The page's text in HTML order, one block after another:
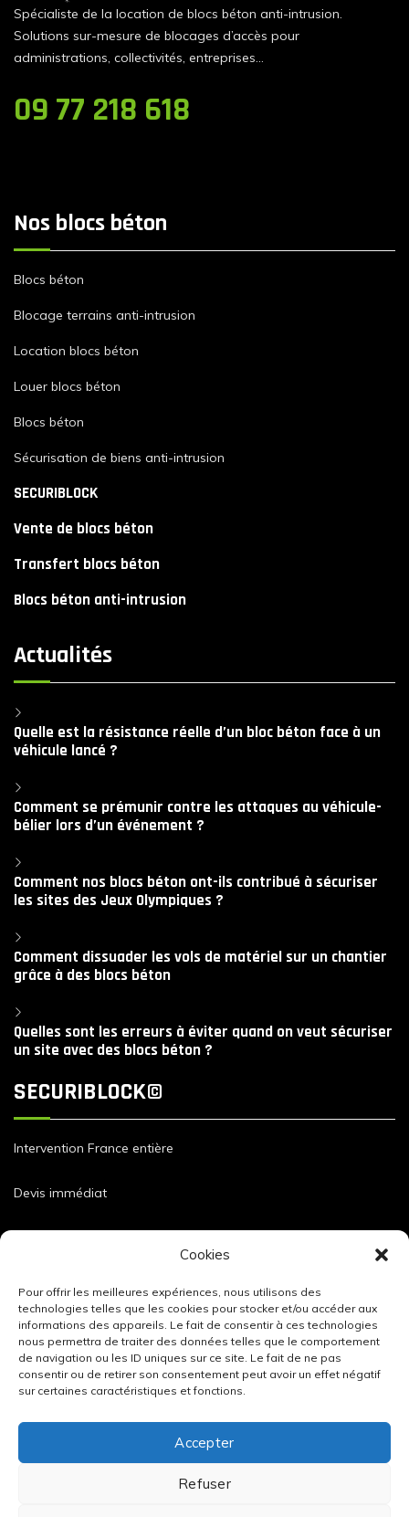
Cookies
Pour offrir les meilleures expériences, nous utilisons des
technologies telles que les cookies pour stocker et/ou accéder aux
informations des appareils. Le fait de consentir à ces technologies
nous permettra de traiter des données telles que le comportement
de navigation ou les ID uniques sur ce site. Le fait de ne pas
consentir ou de retirer son consentement peut avoir un effet négatif
sur certaines caractéristiques et fonctions.
Accepter
Refuser
Spécialiste de la location de blocs béton anti-intrusion.
Solutions sur-mesure de blocages d’accès pour
administrations, collectivités, entreprises…
09 77 218 618
Nos blocs béton
Blocs béton
Blocage terrains anti-intrusion
Location blocs béton
Louer blocs béton
Blocs béton
Sécurisation de biens anti-intrusion
SECURIBLOCK
Vente de blocs béton
Transfert blocs béton
Blocs béton anti-intrusion
Actualités
Quelle est la résistance réelle d’un bloc béton face à un
véhicule lancé ?
Comment se prémunir contre les attaques au véhicule-
bélier lors d’un événement ?
Comment nos blocs béton ont-ils contribué à sécuriser
les sites des Jeux Olympiques ?
Comment dissuader les vols de matériel sur un chantier
grâce à des blocs béton
Quelles sont les erreurs à éviter quand on veut sécuriser
un site avec des blocs béton ?
SECURIBLOCK©
Intervention France entière
Devis immédiat
Dimensions et caractéristiques de nos blocs